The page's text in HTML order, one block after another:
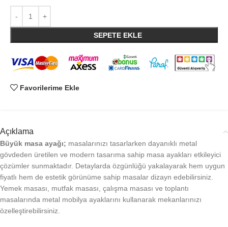
SEPETE EKLE
Favorilerime Ekle
Açıklama
Büyük masa ayağı; masalarınızı tasarlarken dayanıklı metal
gövdeden üretilen ve modern tasarıma sahip masa ayakları etkileyici
çözümler sunmaktadır. Detaylarda özgünlüğü yakalayarak hem uygun
fiyatlı hem de estetik görünüme sahip masalar dizayn edebilirsiniz.
Yemek masası, mutfak masası, çalışma masası ve toplantı
masalarında metal mobilya ayaklarını kullanarak mekanlarınızı
özelleştirebilirsiniz.